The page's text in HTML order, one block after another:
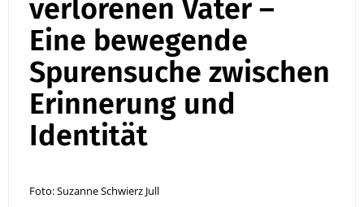
verlorenen Vater –
Eine bewegende
Spurensuche zwischen
Erinnerung und
Identität
Foto: Suzanne Schwierz Jull